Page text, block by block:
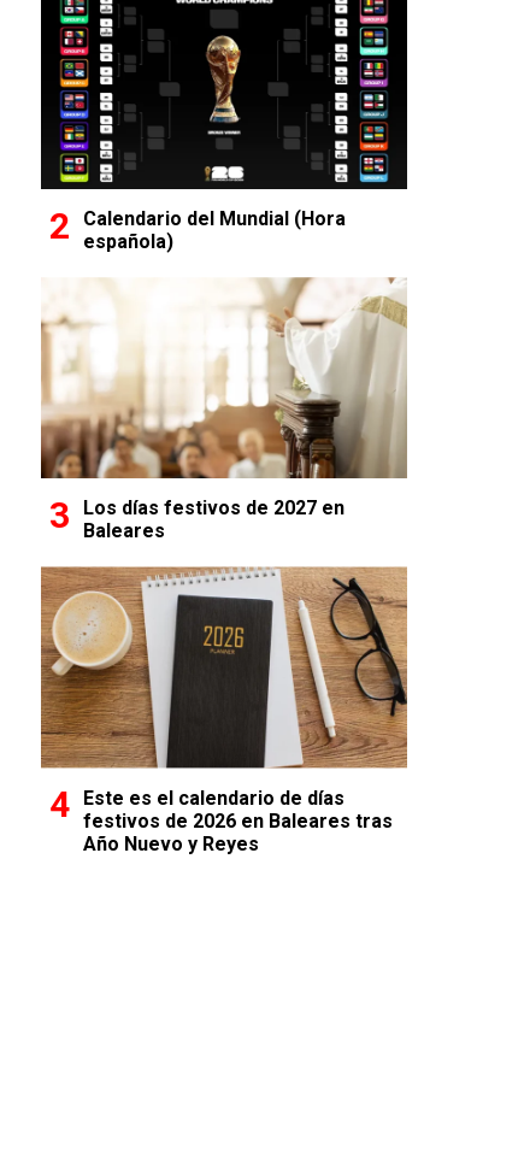
Calendario del Mundial (Hora
española)
Los días festivos de 2027 en
Baleares
Este es el calendario de días
festivos de 2026 en Baleares tras
Año Nuevo y Reyes